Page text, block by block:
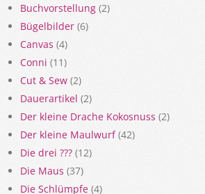
Buchvorstellung (2)
Bügelbilder (6)
Canvas (4)
Conni (11)
Cut & Sew (2)
Dauerartikel (2)
Der kleine Drache Kokosnuss (2)
Der kleine Maulwurf(42)
Die drei ??? (12)
Die Maus (37)
Die Schlümpfe (4)